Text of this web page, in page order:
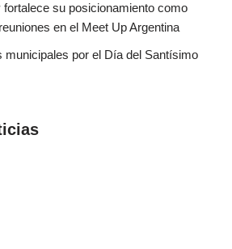
su posicionamiento como
en el Meet Up Argentina
por el Día del Santísimo